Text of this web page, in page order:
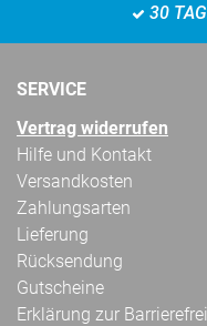
30
SERVICE
Vertrag widerrufen
Hilfe und Kontakt
Versandkosten
Zahlungsarten
Lieferung
Rücksendung
Gutscheine
Erklärung zur